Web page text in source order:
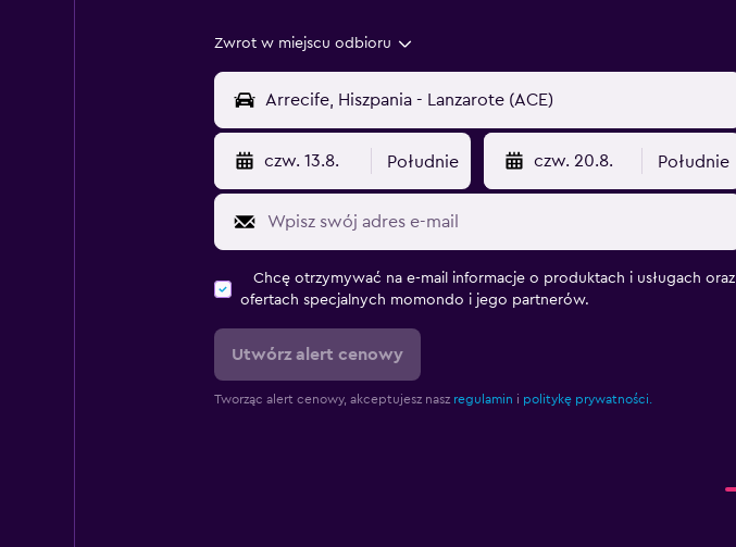
Zwrot w miejscu odbioru
czw. 13.8. Południe czw. 20.8. Południe
Chcę otrzymywać na e-mail informacje o produktach i usługach oraz
ofertach specjalnych momondo i jego partnerów.
Utwórz alert cenowy
Tworząc alert cenowy, akceptujesz nasz regulamin i politykę prywatności.